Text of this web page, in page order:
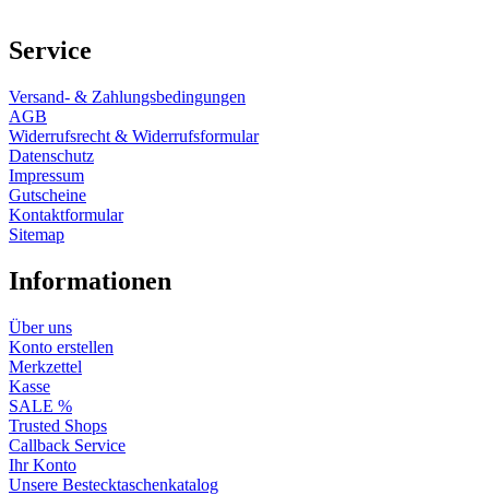
Service
Versand- & Zahlungsbedingungen
AGB
Widerrufsrecht & Widerrufsformular
Datenschutz
Impressum
Gutscheine
Kontaktformular
Sitemap
Informationen
Über uns
Konto erstellen
Merkzettel
Kasse
SALE %
Trusted Shops
Callback Service
Ihr Konto
Unsere Bestecktaschenkatalog